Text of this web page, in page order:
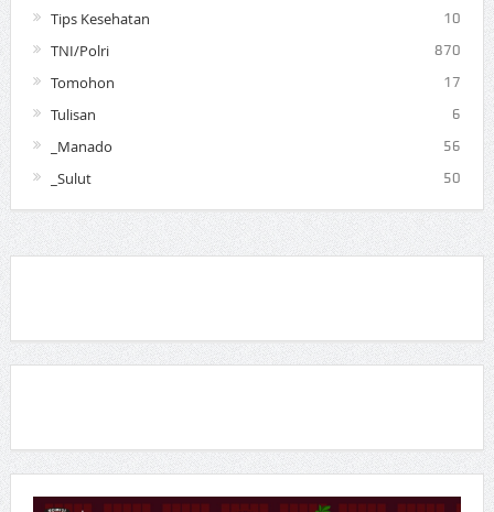
Tips Kesehatan 10
TNI/Polri 870
Tomohon 17
Tulisan 6
_Manado 56
_Sulut 50